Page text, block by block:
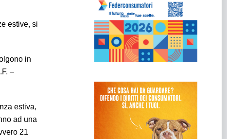
estive, si
in
–
estiva,
ad una
21